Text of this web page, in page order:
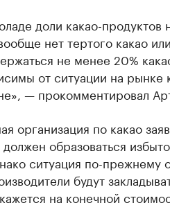
доли какао-продуктов
нет тертого какао
не менее 20%
от ситуации на рынке
— прокомментировал
организация по какао
образоваться
ситуация по-прежнему
будут
на конечной